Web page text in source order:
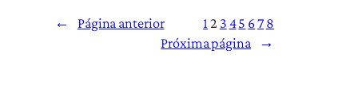
← Página anterior 12 345 678
Próxima página
→